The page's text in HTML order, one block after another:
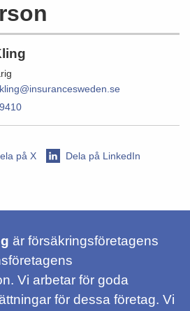
på X
Dela på LinkedIn
är försäkringsföretagens
Vi arbetar för goda
för dessa företag. Vi